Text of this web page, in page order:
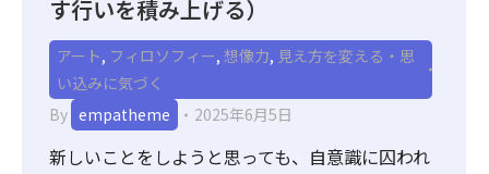
す行いを積み上げる）
アート, フィロソフィー, 想像力, 見え方を変える・思
い込みに気づく
By empatheme 2025年6月5日
新しいことをしようと思っても、自意識に囚われ